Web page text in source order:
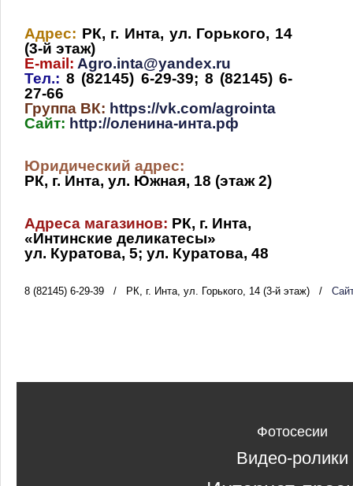
Адрес: РК, г. Инта, ул. Горького, 14
(3-й этаж)
E-mail: Agro.inta@yandex.ru
Тел.: 8 (82145) 6-29-39; 8 (82145) 6-
27-66
Группа ВК: https://vk.com/agrointa
Сайт: http://оленина-инта.рф
Юридический адрес:
РК, г. Инта, ул. Южная, 18 (этаж 2)
Адреса магазинов: РК, г. Инта,
«Интинские деликатесы»
ул. Куратова, 5; ул. Куратова, 48
8 (82145) 6-29-39 / РК, г. Инта, ул. Горького, 14 (3-й этаж) /
Фотосесии
Видео-ролики